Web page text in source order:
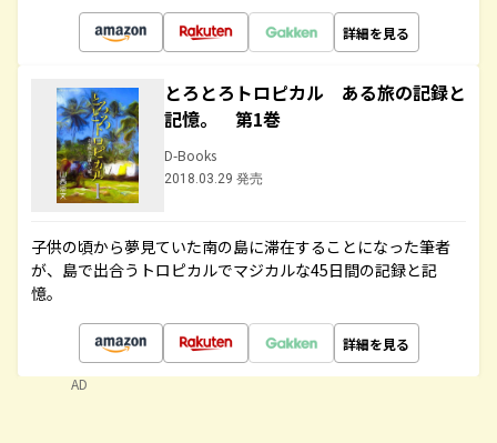
詳細を見る
とろとろトロピカル ある旅の記録と
記憶。 第1巻
D-Books
2018.03.29 発売
子供の頃から夢見ていた南の島に滞在することになった筆者
が、島で出合うトロピカルでマジカルな45日間の記録と記
憶。
詳細を見る
AD